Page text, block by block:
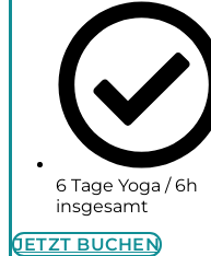
6 Tage Yoga / 6h
insgesamt
JETZT BUCHEN